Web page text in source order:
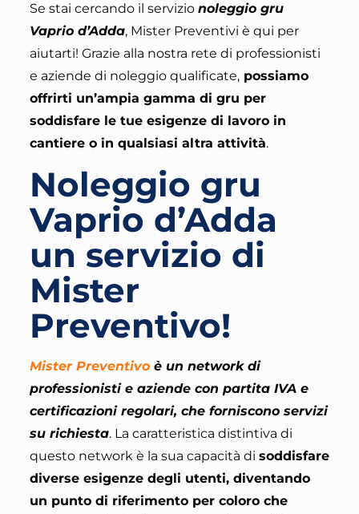
Se stai cercando il servizio noleggio gru
Vaprio d’Adda, Mister Preventivi è qui per
aiutarti! Grazie alla nostra rete di professionisti
e aziende di noleggio qualificate,possiamo
offrirti un’ampia gamma di gru per
soddisfare le tue esigenze di lavoro in
cantiere o in qualsiasi altra attività.
Noleggio gru
Vaprio d’Adda
un servizio di
Mister
Preventivo!
Mister Preventivoè un network di
professionisti e aziende con partita IVA e
certificazioni regolari, che forniscono servizi
su richiesta. La caratteristica distintiva di
questo network è la sua capacità di soddisfare
diverse esigenze degli utenti, diventando
un punto di riferimento per coloro che